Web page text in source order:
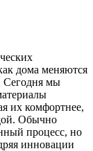
дома меняются
Сегодня мы
их комфортнее,
Обычно
процесс, но
инновации